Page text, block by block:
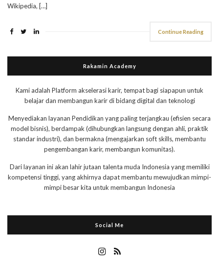
Wikipedia, […]
Continue Reading
Rakamin Academy
Kami adalah Platform akselerasi karir, tempat bagi siapapun untuk
belajar dan membangun karir di bidang digital dan teknologi
Menyediakan layanan Pendidikan yang paling terjangkau (efisien secara
model bisnis), berdampak (dihubungkan langsung dengan ahli, praktik
standar industri), dan bermakna (mengajarkan soft skills, membantu
pengembangan karir, membangun komunitas).
Dari layanan ini akan lahir jutaan talenta muda Indonesia yang memiliki
kompetensi tinggi, yang akhirnya dapat membantu mewujudkan mimpi-
mimpi besar kita untuk membangun Indonesia
Social Me